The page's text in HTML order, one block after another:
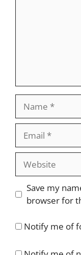
Website
Save my
browser for
Notify me of